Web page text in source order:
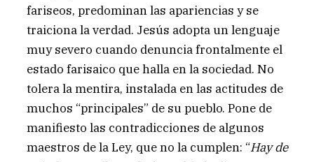
fariseos, predominan las apariencias y se
traiciona la verdad. Jesús adopta un lenguaje
muy severo cuando denuncia frontalmente el
estado farisaico que halla en la sociedad. No
tolera la mentira, instalada en las actitudes de
muchos “principales” de su pueblo. Pone de
manifiesto las contradicciones de algunos
maestros de la Ley, que no la cumplen: “Hay de